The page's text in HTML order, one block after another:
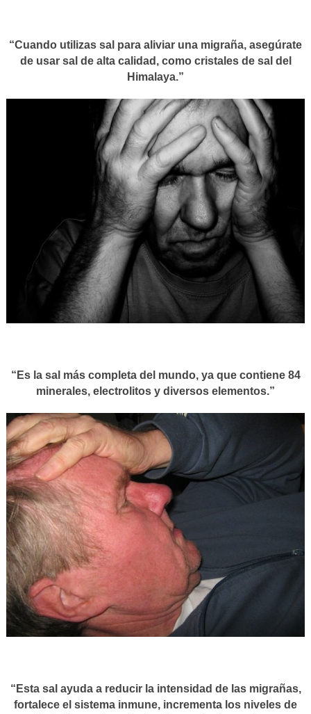
“Cuando utilizas sal para aliviar una migraña, asegúrate
de usar sal de alta calidad, como cristales de sal del
Himalaya.”
“Es la sal más completa del mundo, ya que contiene 84
minerales, electrolitos y diversos elementos.”
“Esta sal ayuda a reducir la intensidad de las migrañas,
fortalece el sistema inmune, incrementa los niveles de